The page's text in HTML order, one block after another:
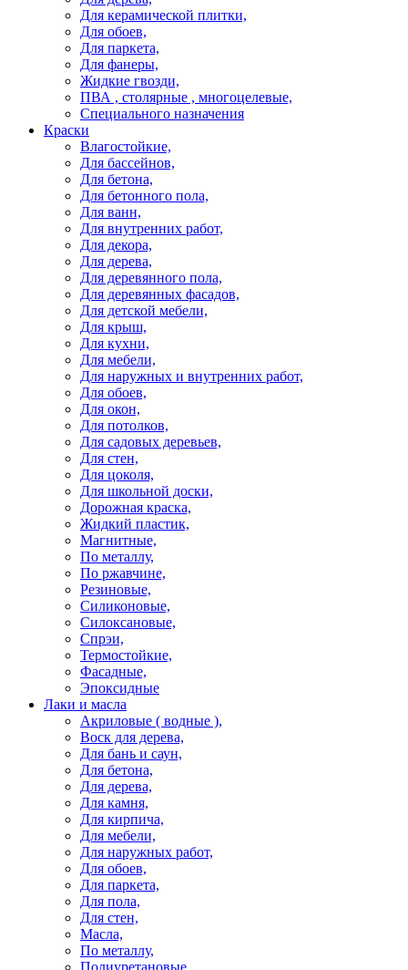
Для керамической плитки,
Для обоев,
Для паркета,
Для фанеры,
Жидкие гвозди,
ПВА , столярные , многоцелевые,
Специального назначения
Краски
Влагостойкие,
Для бассейнов,
Для бетона,
Для бетонного пола,
Для ванн,
Для внутренних работ,
Для декора,
Для дерева,
Для деревянного пола,
Для деревянных фасадов,
Для детской мебели,
Для крыш,
Для кухни,
Для мебели,
Для наружных и внутренних работ,
Для обоев,
Для окон,
Для потолков,
Для садовых деревьев,
Для стен,
Для цоколя,
Для школьной доски,
Дорожная краска,
Жидкий пластик,
Магнитные,
По металлу,
По ржавчине,
Резиновые,
Силиконовые,
Силоксановые,
Спрэи,
Термостойкие,
Фасадные,
Эпоксидные
Лаки и масла
Акриловые ( водные ),
Воск для дерева,
Для бань и саун,
Для бетона,
Для дерева,
Для камня,
Для кирпича,
Для мебели,
Для наружных работ,
Для обоев,
Для паркета,
Для пола,
Для стен,
Масла,
По металлу,
Полиуретановые,